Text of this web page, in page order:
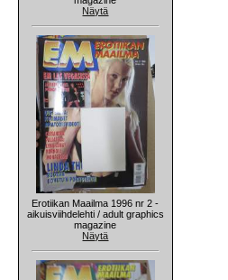
Näytä
Erotiikan Maailma 1996 nr 2 -
aikuisviihdelehti / adult graphics
magazine
Näytä